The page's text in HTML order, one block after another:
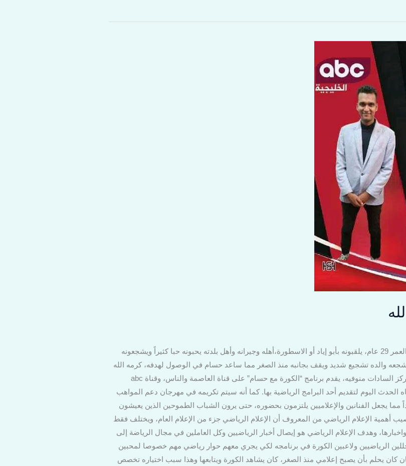
الإعلامي حسام فوزي عبدالله شاب مصري لديه من العمر 29 عام، يلقبونه بأبو إياد أو الاسطورة،أهله وجيرانه وأهل بلدته يحبونه حبا كثيراً ويشجعونه
والده تشجيع شديد ويقف بجانبه منذ الصغر مما ساعد حسام في الوصول لهدفه، كرمه الله
بالعمل مذيع بالقنوات الفضائيّة، يعيش في الطرانه مركز السادات منوفيه، يقدم برنامج “الكورة مع حسام” على قناة العاصمة والناس، وقناة abc
الحدث اليوم لتقديم أحد البرامج الرياضية بها. كما أنه سيتم تكريمه في مهرجان دعم المواهب
يجعل الفنانين والإعلاميين يلتزمون بحضوره، حتى يرون الشباب الطموحين الذين يعيشون
أهمية الإعلام الرياضي من المعروف أن الإعلام الرياضي جزء من الإعلام العام، ويختلف فقط
وهدف الإعلام الرياضي هو إيصال أخبار الرياضيين وكل العاملين في مجال الرياضة إلى
الرياضيين ولاعبين الكورة في برنامجه لكي يجري معهم حوار رياضي مهم خصوصا لمحبين
كان يحلم بأن يصبح إعلامي منذ الصغر، كان يشاهد الكورة ويتابعها وهذا سبب اختياره تخصص